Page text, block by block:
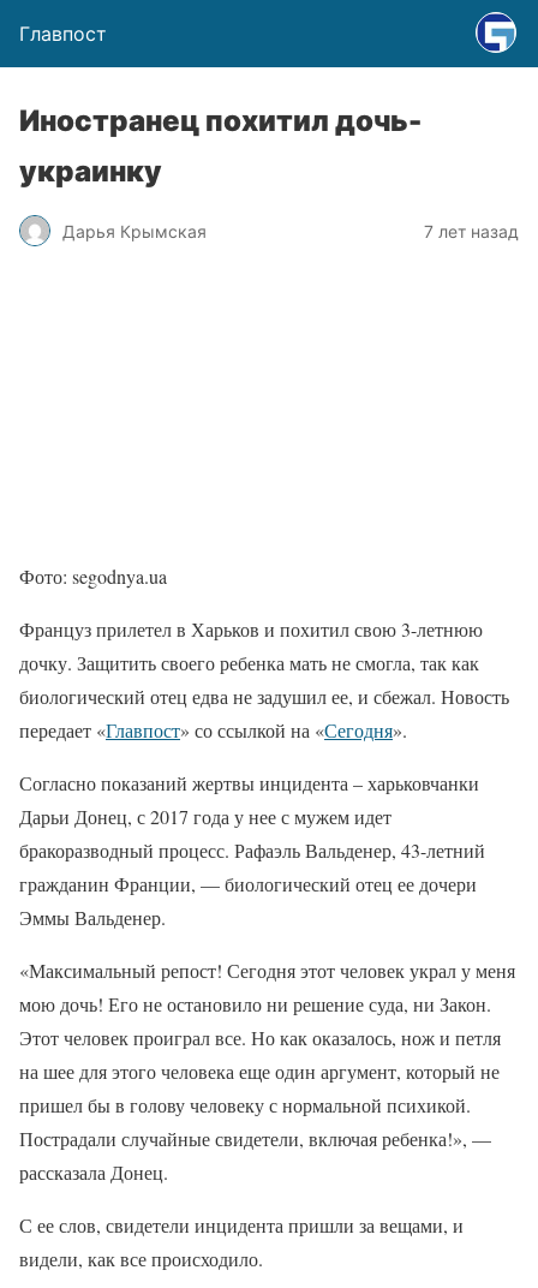
Главпост
Иностранец похитил дочь-
украинку
Дарья Крымская 7 лет назад
Фото: segodnya.ua
Француз прилетел в Харьков и похитил свою 3-летнюю
дочку. Защитить своего ребенка мать не смогла, так как
биологический отец едва не задушил ее, и сбежал. Новость
передает «Главпост» со ссылкой на «Сегодня».
Согласно показаний жертвы инцидента – харьковчанки
Дарьи Донец, с 2017 года у нее с мужем идет
бракоразводный процесс. Рафаэль Вальденер, 43-летний
гражданин Франции, — биологический отец ее дочери
Эммы Вальденер.
«Максимальный репост! Сегодня этот человек украл у меня
мою дочь! Его не остановило ни решение суда, ни Закон.
Этот человек проиграл все. Но как оказалось, нож и петля
на шее для этого человека еще один аргумент, который не
пришел бы в голову человеку с нормальной психикой.
Пострадали случайные свидетели, включая ребенка!», —
рассказала Донец.
С ее слов, свидетели инцидента пришли за вещами, и
видели, как все происходило.